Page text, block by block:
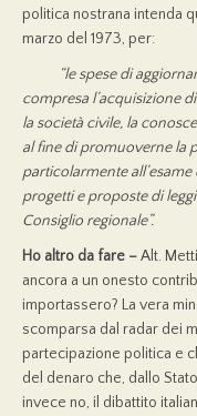
politica nostrana intenda
marzo del 1973, per:
“le spese di
compresa l’acquisizione
la società civile, la
al fine di promuoverne la
particolarmente
progetti e proposte di
Consiglio regionale”.
Ho altro da fare –Alt.
ancora a un onesto
importassero? La vera
scomparsa dal radar dei
partecipazione politica e
del denaro che, dallo
invece no, il dibattito